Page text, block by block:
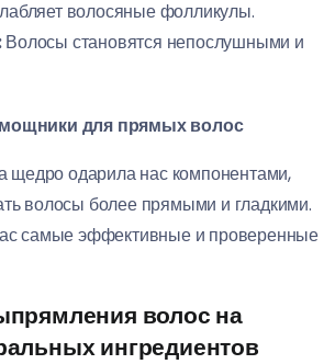
волосяные фолликулы.
Волосы становятся непослушными и
для прямых волос
щедро одарила нас компонентами,
волосы более прямыми и гладкими.
самые эффективные и проверенные
волос на
ингредиентов